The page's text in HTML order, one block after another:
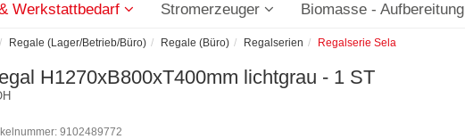
Werkstattbedarf Stromerzeuger Biomasse - Aufbereitung
Regale (Lager/Betrieb/Büro) Regale (Büro) Regalserien Regalserie Sela
H1270xB800xT400mm lichtgrau - 1 ST
9102489772